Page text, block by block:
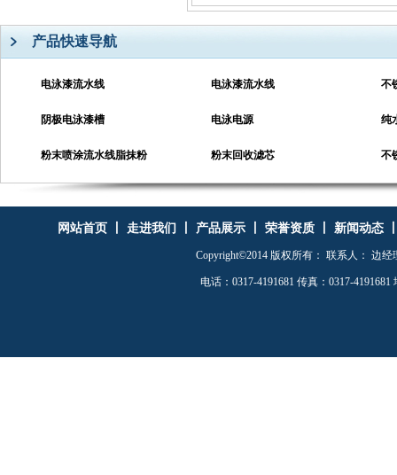
产品快速导航
电泳漆流水线 电泳漆流水线 不
阴极电泳漆槽 电泳电源 纯
粉末喷涂流水线脂抹粉 粉末回收滤芯
RAD-4040电泳漆超滤机 超声波清洗机 电
洗机
电泳漆手动槽 喷涂房 电
网站首页 走进我们 产品展示 丨荣誉资质 丨新闻动态
Copyright©2014 版权所有： 联系人： 边经
电话：0317-4191681 传真：0317-